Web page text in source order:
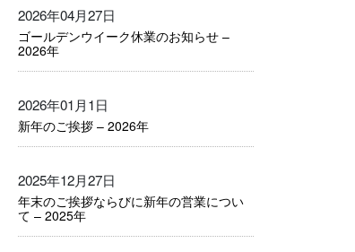
2026年04月27日
ゴールデンウイーク休業のお知らせ –
2026年
2026年01月1日
新年のご挨拶 – 2026年
2025年12月27日
年末のご挨拶ならびに新年の営業につい
て – 2025年